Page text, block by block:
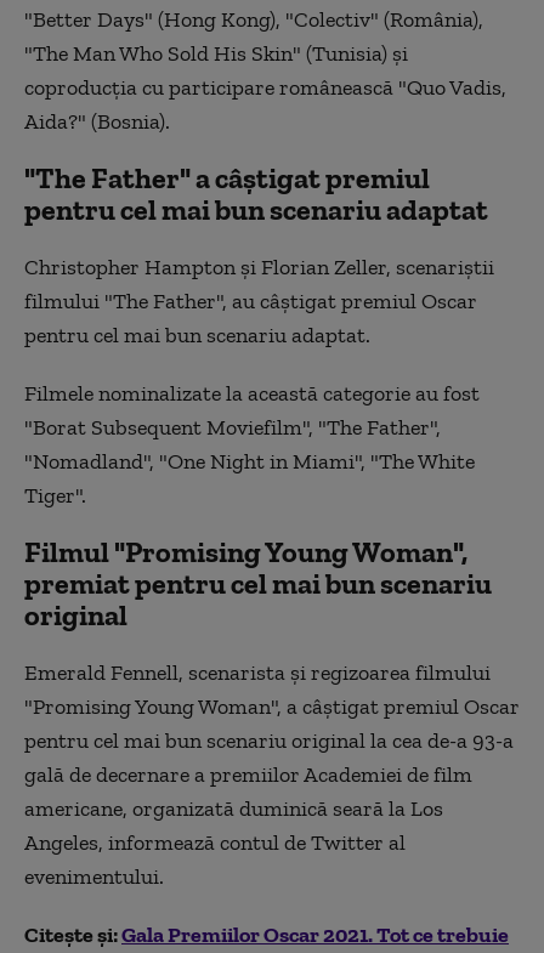
"Better Days" (Hong Kong), "Colectiv" (România),
"The Man Who Sold His Skin" (Tunisia) şi
coproducţia cu participare românească "Quo Vadis,
Aida?" (Bosnia).
"The Father" a câştigat premiul
pentru cel mai bun scenariu adaptat
Christopher Hampton şi Florian Zeller, scenariştii
filmului "The Father", au câştigat premiul Oscar
pentru cel mai bun scenariu adaptat.
Filmele nominalizate la această categorie au fost
"Borat Subsequent Moviefilm", "The Father",
"Nomadland", "One Night in Miami", "The White
Tiger".
Filmul "Promising Young Woman",
premiat pentru cel mai bun scenariu
original
Emerald Fennell, scenarista şi regizoarea filmului
"Promising Young Woman", a câştigat premiul Oscar
pentru cel mai bun scenariu original la cea de-a 93-a
gală de decernare a premiilor Academiei de film
americane, organizată duminică seară la Los
Angeles, informează contul de Twitter al
evenimentului.
Citește și:Gala Premiilor Oscar 2021. Tot ce trebuie